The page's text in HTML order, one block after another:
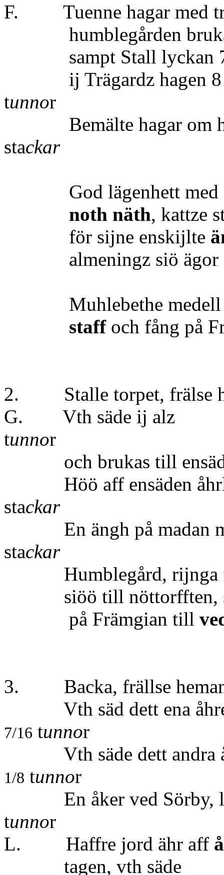
F. Tuenne hagar med
humblegården
sampt Stall lyckan 7
ij Trägardz
tunnor
Bemälte hagar
stackar
God lägenhett med
noth näth, kattze
för sijne enskijlte
almeningz siö ägor
Muhlebethe medell
staffoch fång på
2. Stalle torpet, frälse
G. Vth säde ij alz
tunnor
och brukas till ensäde
Höö aff
stackar
En ängh på madan
stackar
Humblegård, rijnga
siöö till nöttorfften,
på Främgian till
3. Backa, frällse
Vth säd dett ena
7/16 tunnor
Vth säde dett andra
1/8 tunnor
En åker ved Sörby,
tunnor
L. Haffre jord ähr aff
tagen,